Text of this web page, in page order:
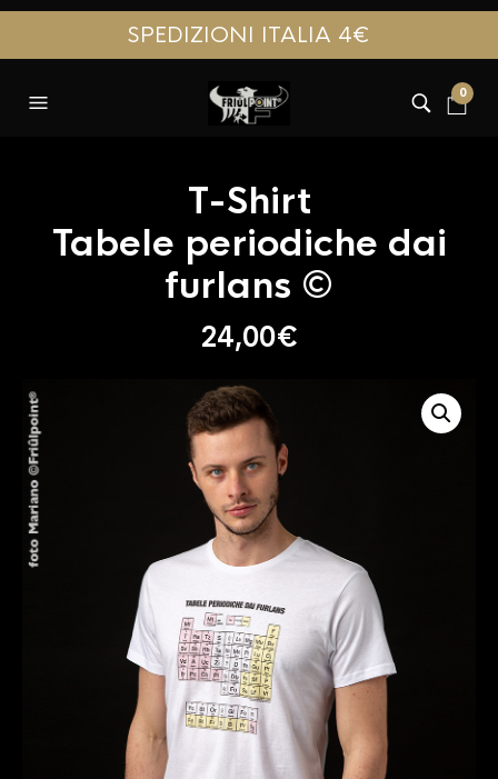
SPEDIZIONI ITALIA 4€
0
T-Shirt
Tabele periodiche dai
furlans ©
24,00€